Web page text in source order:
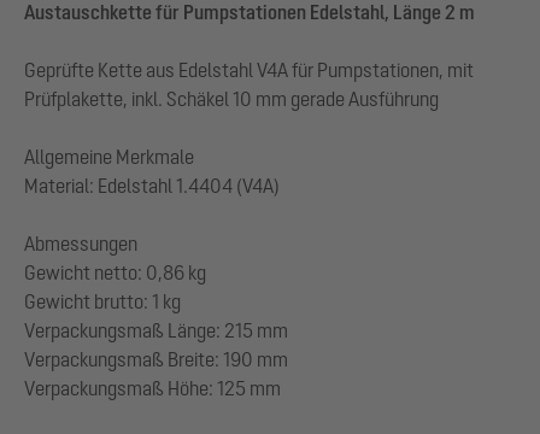
Austauschkette für Pumpstationen Edelstahl, Länge 2 m
Geprüfte Kette aus Edelstahl V4A für Pumpstationen, mit
Prüfplakette, inkl. Schäkel 10 mm gerade Ausführung
Allgemeine Merkmale
Material: Edelstahl 1.4404 (V4A)
Abmessungen
Gewicht netto: 0,86 kg
Gewicht brutto: 1 kg
Verpackungsmaß Länge: 215 mm
Verpackungsmaß Breite: 190 mm
Verpackungsmaß Höhe: 125 mm